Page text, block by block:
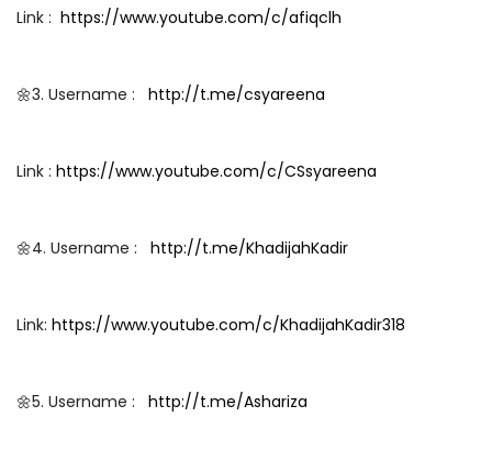
Link : https://www.youtube.com/c/afiqclh
🌼3. Username : http://t.me/csyareena
Link : https://www.youtube.com/c/CSsyareena
🌼4. Username : http://t.me/KhadijahKadir
Link: https://www.youtube.com/c/KhadijahKadir318
🌼5. Username : http://t.me/Ashariza